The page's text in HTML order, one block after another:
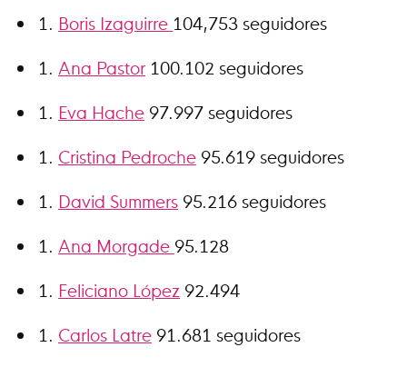
Boris Izaguirre 104,753 seguidores
Ana Pastor100.102 seguidores
Eva Hache 97.997 seguidores
Cristina Pedroche 95.619 seguidores
David Summers 95.216 seguidores
Ana Morgade 95.128
Feliciano López 92.494
Carlos Latre 91.681 seguidores